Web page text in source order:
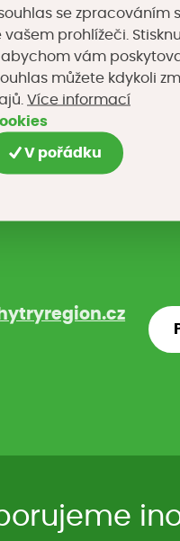
se zpracováním
prohlížeči.
vám
můžete kdykoli
Více informací
V pořádku